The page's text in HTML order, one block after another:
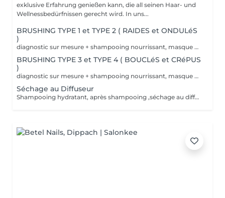
exklusive Erfahrung genießen kann, die all seinen Haar- und
Wellnessbedürfnissen gerecht wird. In uns...
BRUSHING TYPE 1 et TYPE 2 ( RAIDES et ONDULéS
)
diagnostic sur mesure + shampooing nourrissant, masque hydratant ,coiffage sérum et fixation finale. Important: cheveux sans tresse ni noeuds à l'arrivée; tout noeuds ou tressage entraîne l'annulation et 50% de la prestation est retenu. Toute arrivée retardée de 15-30 minutes ou plus entraînera l'annulation automatique du rendez-vous.
BRUSHING TYPE 3 et TYPE 4 ( BOUCLéS et CRéPUS
)
diagnostic sur mesure + shampooing nourrissant, masque hydratant ,coiffage sérum et fixation finale. Important: cheveux sans tresse ni noeuds à l'arrivée; tout noeuds ou tressage entraîne l'annulation et 50% de la prestation est retenu. Toute arrivée retardée de 15-30 minutes ou plus entraînera l'annulation automatique du rendez-vous.
Séchage au Diffuseur
Shampooing hydratant, après shampooing ,séchage au diffuseur sérum et fixation finale. Important: cheveux sans tresse ni nud à l'arrivée; tout nud ou tressage entraîne l'annulation et 50% de la prestation est retenu. Toute arrivée retardée de 15-30 minutes ou plus entraînera l'annulation automatique du rendez-vous.